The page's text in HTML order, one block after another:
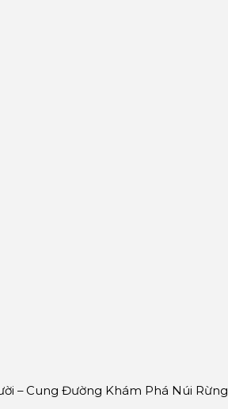
– Cung Đường Khám Phá Núi